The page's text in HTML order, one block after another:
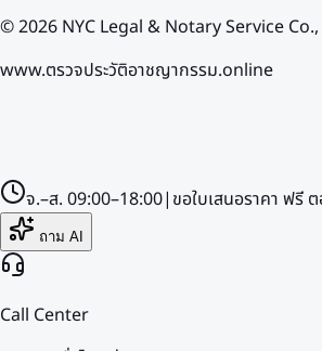
©2026 NYC Legal & Notary Service
www.ตรวจประวัติอาชญากรรม.online
จ.–ส. 09:00–18:00| ขอใบเสนอราคา ฟรี
ถาม AI
Call Center